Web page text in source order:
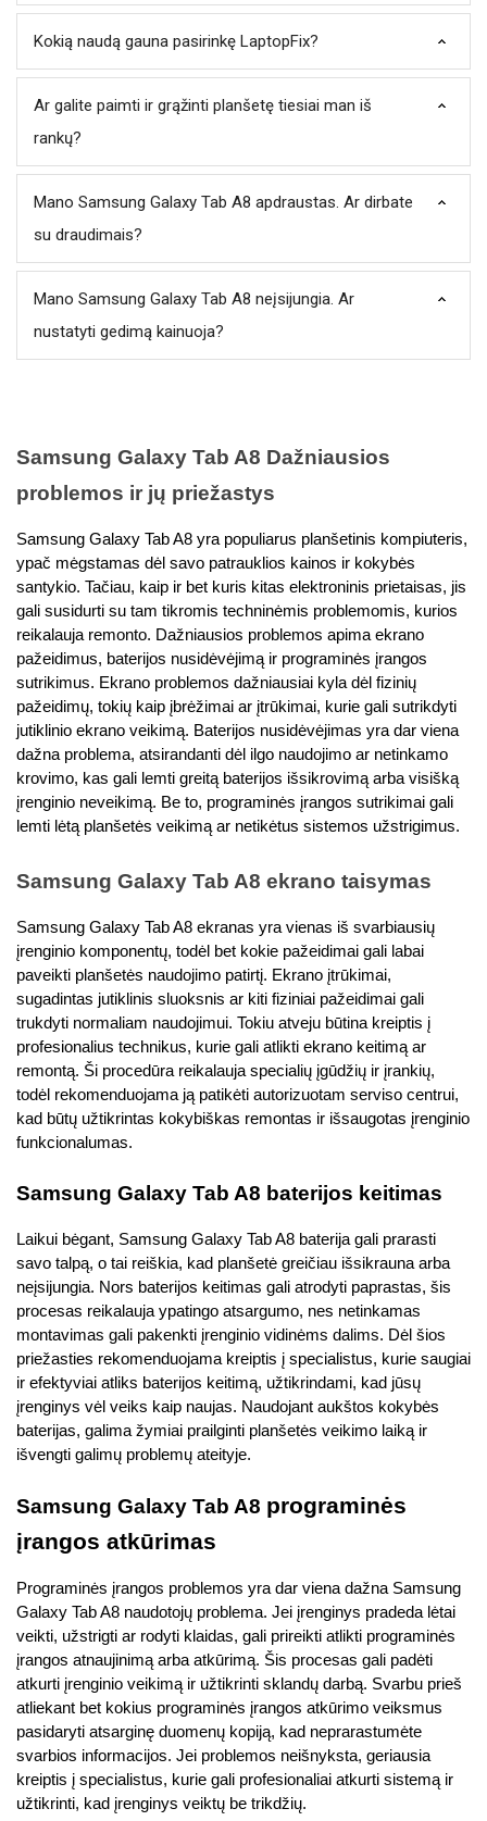
Kokią naudą gauna pasirinkę LaptopFix?
Ar galite paimti ir grąžinti planšetę tiesiai man iš
rankų?
Mano Samsung Galaxy Tab A8 apdraustas. Ar dirbate
su draudimais?
Mano Samsung Galaxy Tab A8 neįsijungia. Ar
nustatyti gedimą kainuoja?
Samsung Galaxy Tab A8 Dažniausios
problemos ir jų priežastys
Samsung Galaxy Tab A8 yra populiarus planšetinis kompiuteris,
ypač mėgstamas dėl savo patrauklios kainos ir kokybės
santykio. Tačiau, kaip ir bet kuris kitas elektroninis prietaisas, jis
gali susidurti su tam tikromis techninėmis problemomis, kurios
reikalauja remonto. Dažniausios problemos apima ekrano
pažeidimus, baterijos nusidėvėjimą ir programinės įrangos
sutrikimus. Ekrano problemos dažniausiai kyla dėl fizinių
pažeidimų, tokių kaip įbrėžimai ar įtrūkimai, kurie gali sutrikdyti
jutiklinio ekrano veikimą. Baterijos nusidėvėjimas yra dar viena
dažna problema, atsirandanti dėl ilgo naudojimo ar netinkamo
krovimo, kas gali lemti greitą baterijos išsikrovimą arba visišką
įrenginio neveikimą. Be to, programinės įrangos sutrikimai gali
lemti lėtą planšetės veikimą ar netikėtus sistemos užstrigimus.
Samsung Galaxy Tab A8 ekrano taisymas
Samsung Galaxy Tab A8 ekranas yra vienas iš svarbiausių
įrenginio komponentų, todėl bet kokie pažeidimai gali labai
paveikti planšetės naudojimo patirtį. Ekrano įtrūkimai,
sugadintas jutiklinis sluoksnis ar kiti fiziniai pažeidimai gali
trukdyti normaliam naudojimui. Tokiu atveju būtina kreiptis į
profesionalius technikus, kurie gali atlikti ekrano keitimą ar
remontą. Ši procedūra reikalauja specialių įgūdžių ir įrankių,
todėl rekomenduojama ją patikėti autorizuotam serviso centrui,
kad būtų užtikrintas kokybiškas remontas ir išsaugotas įrenginio
funkcionalumas.
Samsung Galaxy Tab A8 baterijos keitimas
Laikui bėgant, Samsung Galaxy Tab A8 baterija gali prarasti
savo talpą, o tai reiškia, kad planšetė greičiau išsikrauna arba
neįsijungia. Nors baterijos keitimas gali atrodyti paprastas, šis
procesas reikalauja ypatingo atsargumo, nes netinkamas
montavimas gali pakenkti įrenginio vidinėms dalims. Dėl šios
priežasties rekomenduojama kreiptis į specialistus, kurie saugiai
ir efektyviai atliks baterijos keitimą, užtikrindami, kad jūsų
įrenginys vėl veiks kaip naujas. Naudojant aukštos kokybės
baterijas, galima žymiai prailginti planšetės veikimo laiką ir
išvengti galimų problemų ateityje.
Samsung Galaxy Tab A8 programinės
įrangos atkūrimas
Programinės įrangos problemos yra dar viena dažna Samsung
Galaxy Tab A8 naudotojų problema. Jei įrenginys pradeda lėtai
veikti, užstrigti ar rodyti klaidas, gali prireikti atlikti programinės
įrangos atnaujinimą arba atkūrimą. Šis procesas gali padėti
atkurti įrenginio veikimą ir užtikrinti sklandų darbą. Svarbu prieš
atliekant bet kokius programinės įrangos atkūrimo veiksmus
pasidaryti atsarginę duomenų kopiją, kad neprarastumėte
svarbios informacijos. Jei problemos neišnyksta, geriausia
kreiptis į specialistus, kurie gali profesionaliai atkurti sistemą ir
užtikrinti, kad įrenginys veiktų be trikdžių.